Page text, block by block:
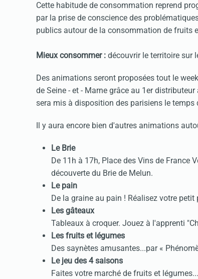
Cette habitude de consommation reprend
par la prise de conscience des
publics autour de la consommation de fruits
Mieux consommer : découvrir le territoire sur
Des animations seront proposées tout le
de Seine - et - Marne grâce au 1er
sera mis à disposition des parisiens le temps
Il y aura encore bien d'autres animations
Le Brie
De 11h à 17h, Place des Vins de
découverte du Brie de Melun.
Le pain
De la graine au pain ! Réalisez votre
Les gâteaux
Tableaux à croquer. Jouez à l'apprenti
Les fruits et légumes
Des saynètes amusantes...par «
Le jeu des 4 saisons
Faites votre marché de fruits et